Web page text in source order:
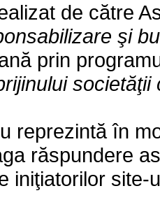
de către
şi
prin
reprezintă în
răspundere
iniţiatorilor site-